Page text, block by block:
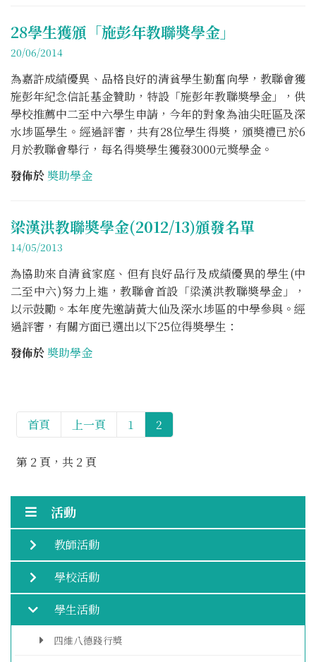
活動
教師活動
學校活動
學生活動
四維八德踐行獎
28學生獲頒「施彭年教聯奬學金」
20/06/2014
為嘉許成績優異、品格良好的清貧學生勤奮向學，教聯會獲
施彭年紀念信託基金贊助，特設「施彭年教聯奬學金」，供
學校推薦中二至中六學生申請，今年的對象為油尖旺區及深
水埗區學生。經過評審，共有28位學生得奬，頒奬禮已於6
月於教聯會舉行，每名得奬學生獲發3000元獎學金。
發佈於 奬助學金
梁漢洪教聯奬學金(2012/13)頒發名單
14/05/2013
為協助來自清貧家庭、但有良好品行及成績優異的學生(中
二至中六)努力上進，教聯會首設「梁漢洪教聯奬學金」，
以示鼓勵。本年度先邀請黃大仙及深水埗區的中學參與。經
過評審，有關方面已選出以下25位得奬學生：
發佈於 奬助學金
首頁 上一頁 1 2
第 2 頁，共 2 頁